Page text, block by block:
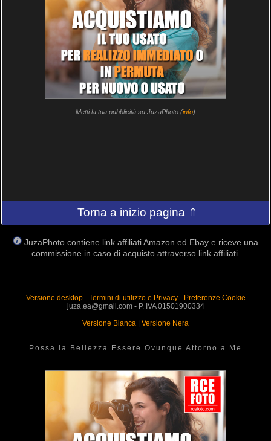
Metti la tua pubblicità su JuzaPhoto (info)
Torna a inizio pagina ⇑
JuzaPhoto contiene link affiliati Amazon ed Ebay e riceve una
commissione in caso di acquisto attraverso link affiliati.
Versione desktop- Termini di utilizzo e Privacy- Preferenze Cookie
juza.ea@gmail.com - P. IVA 01501900334
Versione Bianca
Versione Nera
Possa la Bellezza Essere Ovunque Attorno a Me